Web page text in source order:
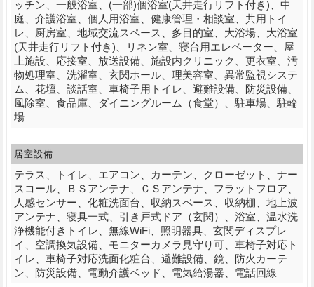
ッチン、一般浴室、(一部)個浴室(天井走行リフト付き)、中
庭、介護浴室、個人用浴室、健康管理・相談室、共用トイ
レ、厨房室、地域交流スペース、多目的室、大浴場、大浴室
(天井走行リフト付き)、リネン室、寝台用エレベーター、屋
上施設、応接室、放送設備、施設内クリニック、更衣室、汚
物処理室、洗濯室、玄関ホール、理美容室、異常監視システ
ム、花壇、談話室、車椅子用トイレ、避難設備、防災設備、
風除室、食品庫、ダイニングルーム（食堂）、駐車場、駐輪
場
居室設備
テラス、トイレ、エアコン、カーテン、クローゼット、ナー
スコール、ＢＳアンテナ、ＣＳアンテナ、フラットフロア、
人感センサー、化粧洗面台、収納スペース、収納棚、地上波
アンテナ、寝具一式、引き戸式ドア（玄関）、浴室、温水洗
浄機能付きトイレ、無線WiFi、照明器具、玄関ディスプレ
イ、空調換気設備、モニターカメラ見守り可、車椅子対応ト
イレ、車椅子対応洗面化粧台、避難設備、鏡、防火カーテ
ン、防災設備、電動介護ベッド、電気給湯器、電話回線